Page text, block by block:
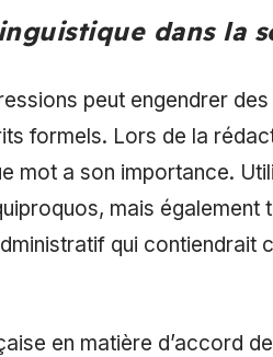
dans la
peut engendrer
formels. Lors de la
mot a son importance.
mais également
qui contiendrait
en matière d’accord